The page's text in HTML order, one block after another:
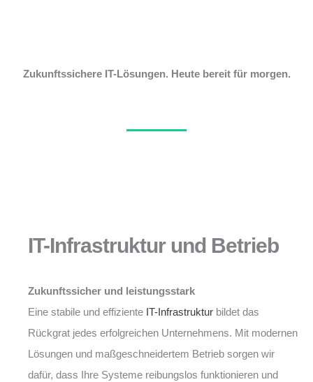
Zukunftssichere IT-Lösungen. Heute bereit für morgen.
IT-Infrastruktur und Betrieb
Zukunftssicher und leistungsstark
Eine stabile und effiziente IT-Infrastruktur bildet das
Rückgrat jedes erfolgreichen Unternehmens. Mit modernen
Lösungen und maßgeschneidertem Betrieb sorgen wir
dafür, dass Ihre Systeme reibungslos funktionieren und